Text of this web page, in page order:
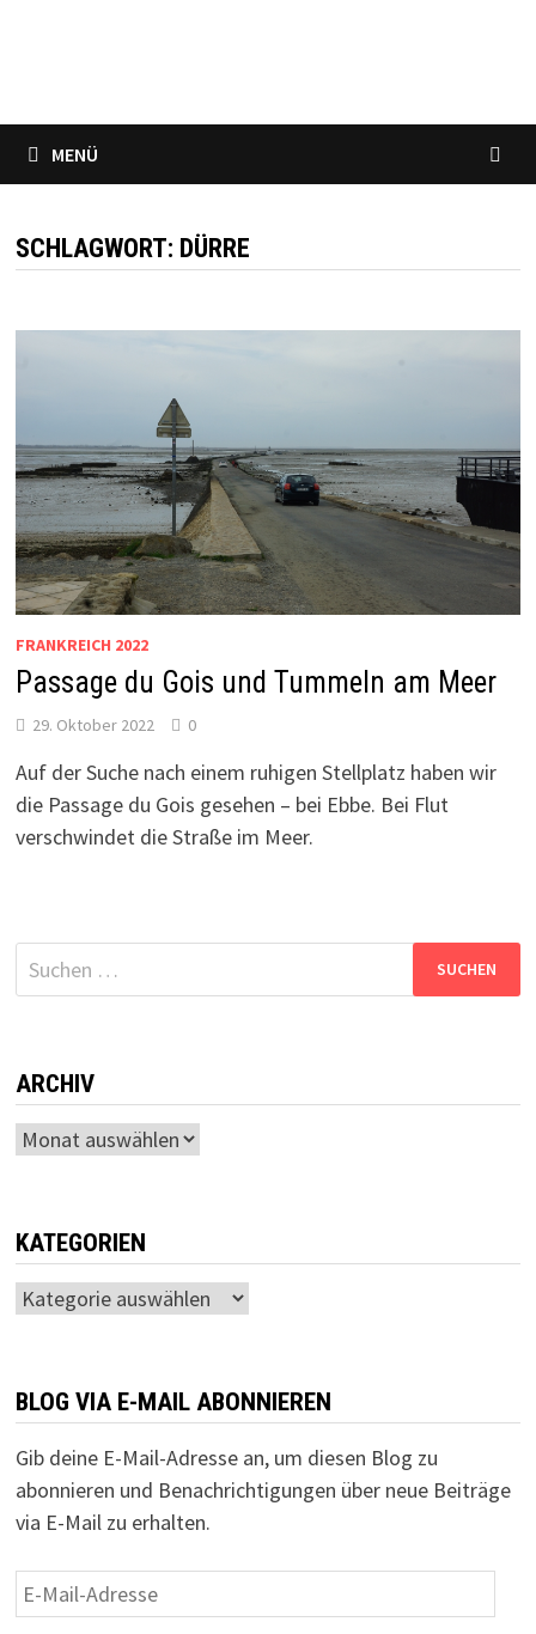
MENÜ
SCHLAGWORT: DÜRRE
FRANKREICH 2022
Passage du Gois und Tummeln am Meer
29. Oktober 2022 0
Auf der Suche nach einem ruhigen Stellplatz haben wir
die Passage du Gois gesehen – bei Ebbe. Bei Flut
verschwindet die Straße im Meer.
Suchen
nach:
ARCHIV
Archiv
KATEGORIEN
Kategorien
BLOG VIA E-MAIL ABONNIEREN
Gib deine E-Mail-Adresse an, um diesen Blog zu
abonnieren und Benachrichtigungen über neue Beiträge
via E-Mail zu erhalten.
E-
Mail-